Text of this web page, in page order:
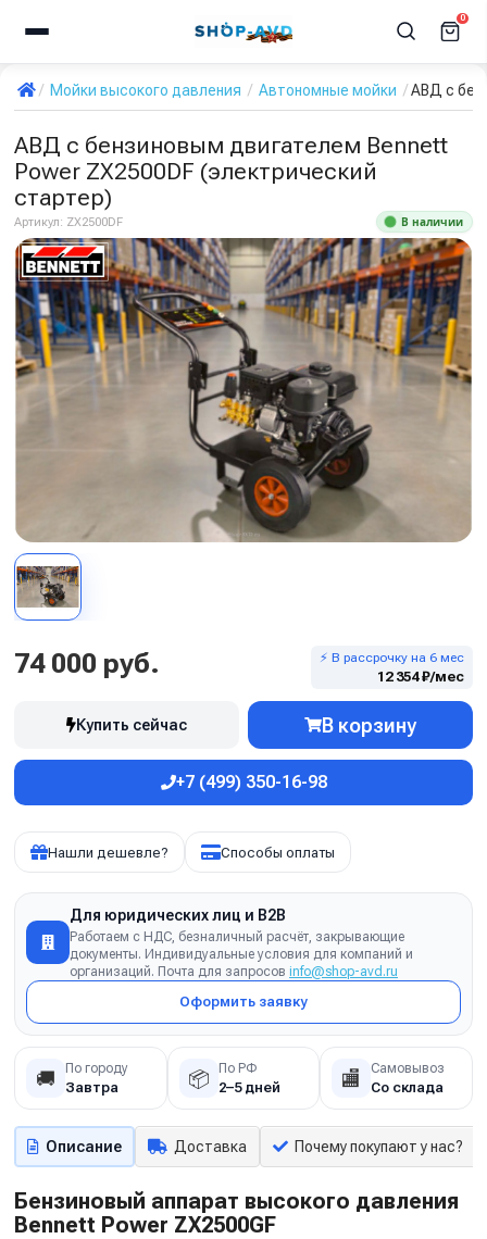
0
Мойки высокого давления Автономные мойки АВД с
АВД с бензиновым двигателем Bennett
Power ZX2500DF (электрический
стартер)
Артикул: ZX2500DF В наличии
74 000 руб. ⚡ В рассрочку на 6 мес
12 354 ₽/мес
Купить сейчас В корзину
+7 (499) 350-16-98
Нашли дешевле? Способы оплаты
Для юридических лиц и B2B
Работаем с НДС, безналичный расчёт, закрывающие
документы. Индивидуальные условия для компаний и
организаций. Почта для запросов info@shop-avd.ru
Оформить заявку
🚚 По городу
Завтра 📦 По РФ
2–5 дней 🏬 Самовывоз
Со склада
Описание Доставка Почему покупают у нас?
Бензиновый аппарат высокого давления
Bennett Power ZX2500GF